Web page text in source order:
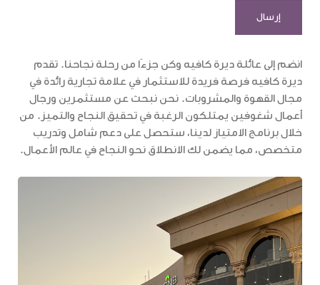
انضم إلى عائلة ديرة كافيه وكن جزءًا من رحلة نجاحنا. تقدم
ديرة كافيه فرصة فريدة للاستثمار في علامة تجارية رائدة في
مجال القهوة والمشروبات. نحن نبحث عن مستثمرين ورجال
أعمال شغوفين يمتلكون الرغبة في تحقيق النجاح والتميز. من
خلال برنامج الامتياز لدينا، ستحصل على دعم شامل وتدريب
متخصص، مما يضمن لك الانطلاق نحو النجاح في عالم الأعمال.